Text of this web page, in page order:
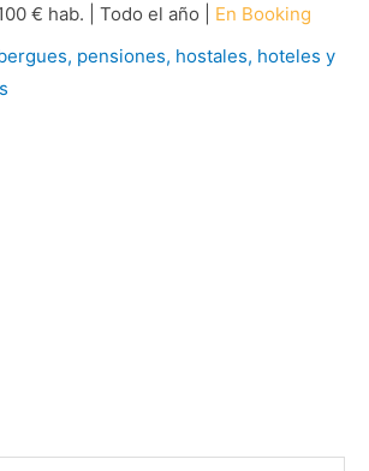
€ hab. | Todo el año | En Booking
pensiones, hostales, hoteles y